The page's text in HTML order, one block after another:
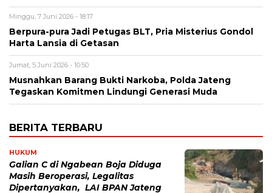
Minggu, 7 Juni 2026 - 18:17
Berpura-pura Jadi Petugas BLT, Pria Misterius Gondol
Harta Lansia di Getasan
Jumat, 5 Juni 2026 - 10:50
Musnahkan Barang Bukti Narkoba, Polda Jateng
Tegaskan Komitmen Lindungi Generasi Muda
BERITA TERBARU
HUKUM
Galian C di Ngabean Boja Diduga
Masih Beroperasi, Legalitas
Dipertanyakan, LAI BPAN Jateng